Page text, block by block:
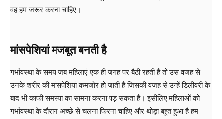
वह हम जरूर करना चाहिए।
मांसपेशियां मजबूत बनती है
गर्भावस्था के समय जब महिलाएं एक ही जगह पर बैठी रहती हैं तो उस वजह से
उनके शरीर की मांसपेशियां कमजोर हो जाती हैं जिसकी वजह से उन्हें डिलीवरी के
बाद भी काफी समस्या का सामना करना पड़ सकता हैं। इसीलिए महिलाओं को
गर्भावस्था के दौरान अच्छे से चलना फिरना चाहिए और थोड़ा बहुत हुआ है हम